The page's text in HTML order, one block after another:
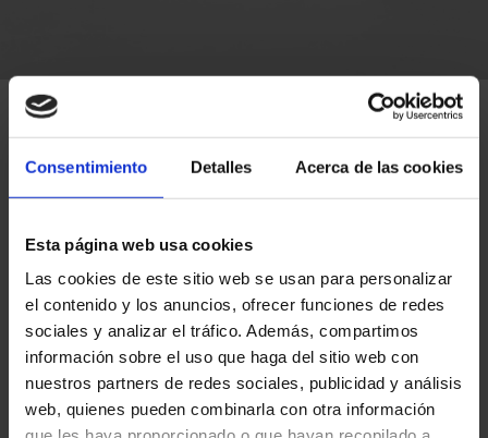
Consentimiento Detalles Acerca de las cookies
Esta página web usa cookies
Las cookies de este sitio web se usan para personalizar
el contenido y los anuncios, ofrecer funciones de redes
sociales y analizar el tráfico. Además, compartimos
información sobre el uso que haga del sitio web con
nuestros partners de redes sociales, publicidad y análisis
web, quienes pueden combinarla con otra información
Extracto de flores
de manzanilla y
lirio
Los extractos obtenidos de las flores de estas dos
plantas son ricos en elementos hidratantes y han sido
elegidos para la línea Color porque son altamente
protectores y antioxidantes. Por ello son ideales para